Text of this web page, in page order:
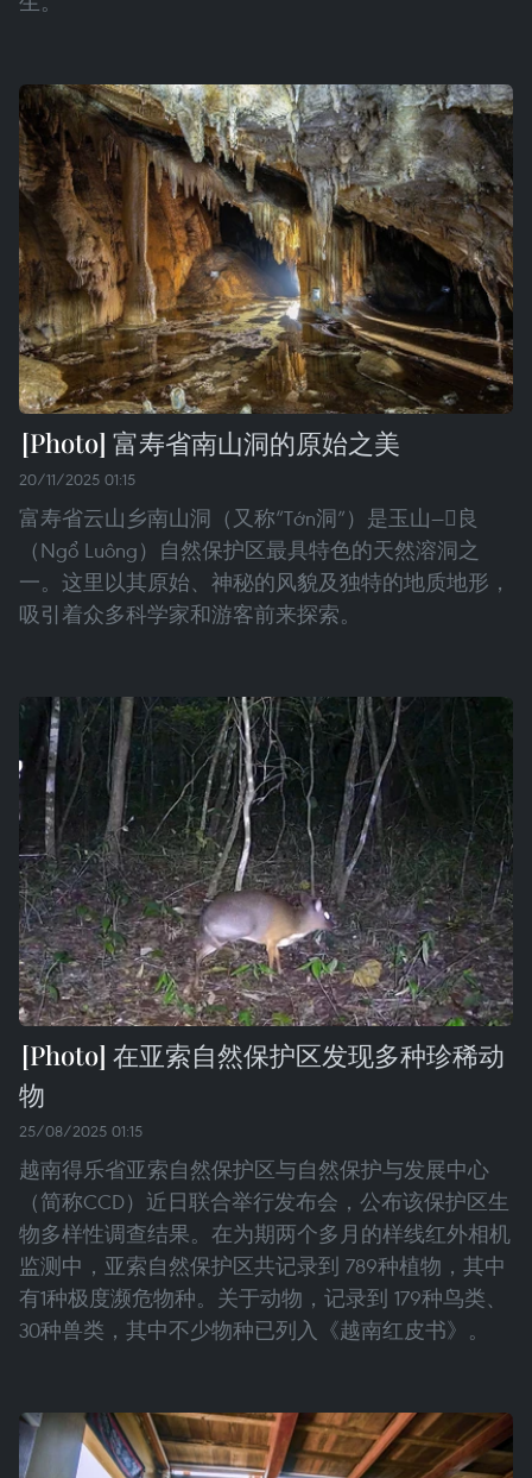
富寿省南山洞的原始之美
20/11/2025 01:15
富寿省云山乡南山洞（又称“Tớn洞”）是玉山—𫥩良
（Ngổ Luông）自然保护区最具特色的天然溶洞之
一。这里以其原始、神秘的风貌及独特的地质地形，
吸引着众多科学家和游客前来探索。
在亚索自然保护区发现多种珍稀动
物
25/08/2025 01:15
越南得乐省亚索自然保护区与自然保护与发展中心
（简称CCD）近日联合举行发布会，公布该保护区生
物多样性调查结果。在为期两个多月的样线红外相机
监测中，亚索自然保护区共记录到 789种植物，其中
有1种极度濒危物种。关于动物，记录到 179种鸟类、
30种兽类，其中不少物种已列入《越南红皮书》。